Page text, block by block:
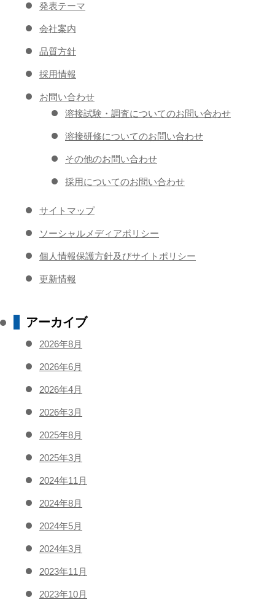
発表テーマ
会社案内
品質方針
採用情報
お問い合わせ
溶接試験・調査についてのお問い合わせ
溶接研修についてのお問い合わせ
その他のお問い合わせ
採用についてのお問い合わせ
サイトマップ
ソーシャルメディアポリシー
個人情報保護方針及びサイトポリシー
更新情報
アーカイブ
2026年8月
2026年6月
2026年4月
2026年3月
2025年8月
2025年3月
2024年11月
2024年8月
2024年5月
2024年3月
2023年11月
2023年10月